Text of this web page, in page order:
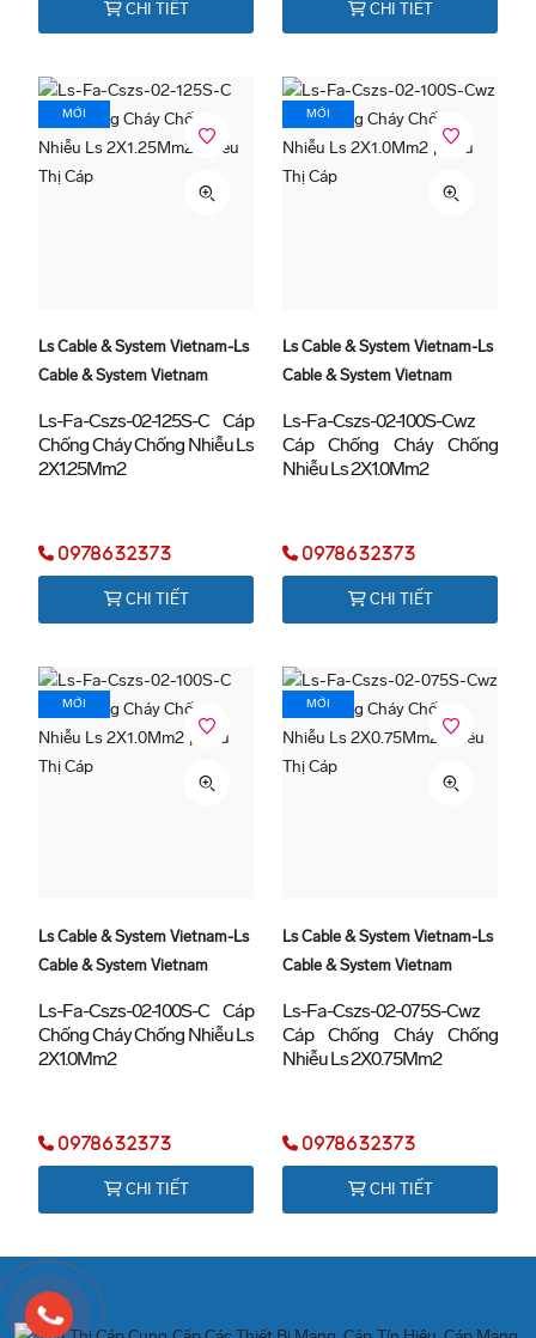
Biệt Là Cách Các Bạn Làm Việc Với Khách
Anh Nguyễn Hoàng Long- 23/11/2023
CHI TIẾT CHI TIẾT
MỚI
Ls Cable & System Vietnam-Ls
Cable & System Vietnam
Ls-Fa-Cszs-02-125S-C Cáp
Chống Cháy Chống Nhiễu Ls
2X1.25Mm2
0978632373
CHI TIẾT
MỚI
Ls Cable & System Vietnam-Ls
Cable & System Vietnam
Ls-Fa-Cszs-02-100S-Cwz
Cáp Chống Cháy Chống
Nhiễu Ls 2X1.0Mm2
0978632373
CHI TIẾT
MỚI
Ls Cable & System Vietnam-Ls
Cable & System Vietnam
Ls-Fa-Cszs-02-100S-C Cáp
Chống Cháy Chống Nhiễu Ls
2X1.0Mm2
0978632373
CHI TIẾT
MỚI
Ls Cable & System Vietnam-Ls
Cable & System Vietnam
Ls-Fa-Cszs-02-075S-Cwz
Cáp Chống Cháy Chống
Nhiễu Ls 2X0.75Mm2
0978632373
CHI TIẾT